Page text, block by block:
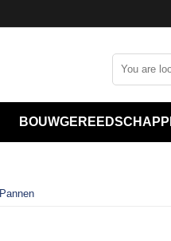
Pannen